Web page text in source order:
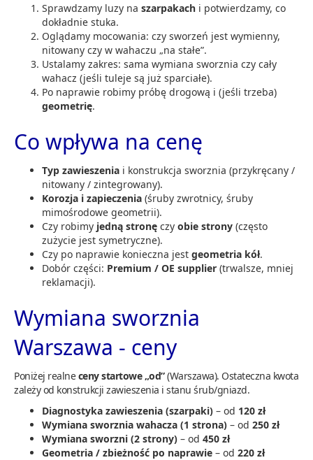
Sprawdzamy luzy na szarpakach i potwierdzamy, co
dokładnie stuka.
Oglądamy mocowania: czy sworzeń jest wymienny,
nitowany czy w wahaczu „na stałe”.
Ustalamy zakres: sama wymiana sworznia czy cały
wahacz (jeśli tuleje są już sparciałe).
Po naprawie robimy próbę drogową i (jeśli trzeba)
geometrię.
Co wpływa na cenę
Typ zawieszenia i konstrukcja sworznia (przykręcany /
nitowany / zintegrowany).
Korozja i zapieczenia (śruby zwrotnicy, śruby
mimośrodowe geometrii).
Czy robimy jedną stronę czy obie strony (często
zużycie jest symetryczne).
Czy po naprawie konieczna jest geometria kół.
Dobór części: Premium / OE supplier (trwalsze, mniej
reklamacji).
Wymiana sworznia
Warszawa - ceny
Poniżej realneceny startowe „od”(Warszawa). Ostateczna kwota
zależy od konstrukcji zawieszenia i stanu śrub/gniazd.
Diagnostyka zawieszenia (szarpaki) – od 120 zł
Wymiana sworznia wahacza (1 strona) – od 250 zł
Wymiana sworzni (2 strony) – od 450 zł
Geometria / zbieżność po naprawie – od 220 zł